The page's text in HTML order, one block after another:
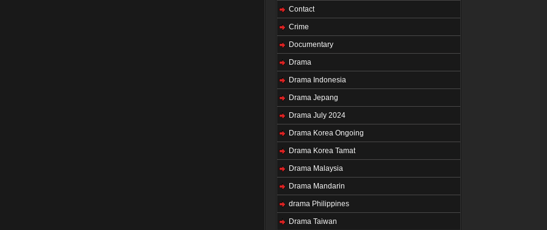
Contact
Crime
Documentary
Drama
Drama Indonesia
Drama Jepang
Drama July 2024
Drama Korea Ongoing
Drama Korea Tamat
Drama Malaysia
Drama Mandarin
drama Philippines
Drama Taiwan